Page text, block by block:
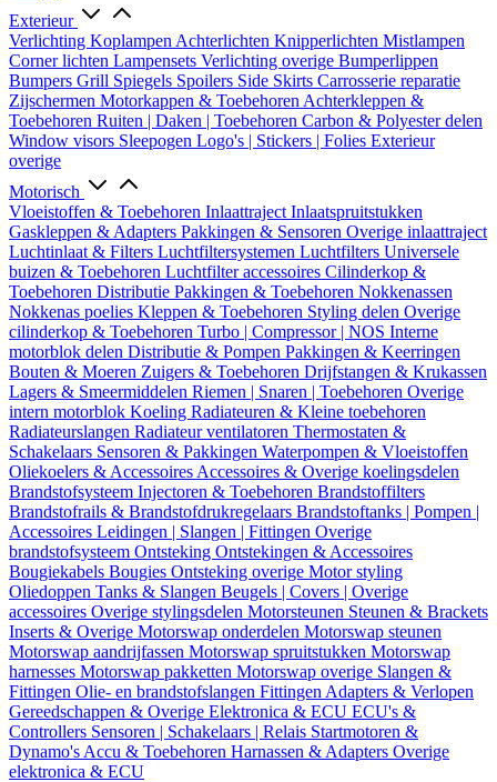
Exterieur
Verlichting Koplampen Achterlichten Knipperlichten Mistlampen
Corner lichten Lampensets Verlichting overige Bumperlippen
Bumpers Grill Spiegels Spoilers Side Skirts Carrosserie reparatie
Zijschermen Motorkappen & Toebehoren Achterkleppen &
Toebehoren Ruiten | Daken | Toebehoren Carbon & Polyester delen
Window visors Sleepogen Logo's | Stickers | Folies Exterieur
overige
Motorisch
Vloeistoffen & Toebehoren Inlaattraject Inlaatspruitstukken
Gaskleppen & Adapters Pakkingen & Sensoren Overige inlaattraject
Luchtinlaat & Filters Luchtfiltersystemen Luchtfilters Universele
buizen & Toebehoren Luchtfilter accessoires Cilinderkop &
Toebehoren Distributie Pakkingen & Toebehoren Nokkenassen
Nokkenas poelies Kleppen & Toebehoren Styling delen Overige
cilinderkop & Toebehoren Turbo | Compressor | NOS Interne
motorblok delen Distributie & Pompen Pakkingen & Keerringen
Bouten & Moeren Zuigers & Toebehoren Drijfstangen & Krukassen
Lagers & Smeermiddelen Riemen | Snaren | Toebehoren Overige
intern motorblok Koeling Radiateuren & Kleine toebehoren
Radiateurslangen Radiateur ventilatoren Thermostaten &
Schakelaars Sensoren & Pakkingen Waterpompen & Vloeistoffen
Oliekoelers & Accessoires Accessoires & Overige koelingsdelen
Brandstofsysteem Injectoren & Toebehoren Brandstoffilters
Brandstofrails & Brandstofdrukregelaars Brandstoftanks | Pompen |
Accessoires Leidingen | Slangen | Fittingen Overige
brandstofsysteem Ontsteking Ontstekingen & Accessoires
Bougiekabels Bougies Ontsteking overige Motor styling
Oliedoppen Tanks & Slangen Beugels | Covers | Overige
accessoires Overige stylingsdelen Motorsteunen Steunen & Brackets
Inserts & Overige Motorswap onderdelen Motorswap steunen
Motorswap aandrijfassen Motorswap spruitstukken Motorswap
harnesses Motorswap pakketten Motorswap overige Slangen &
Fittingen Olie- en brandstofslangen Fittingen Adapters & Verlopen
Gereedschappen & Overige Elektronica & ECU ECU's &
Controllers Sensoren | Schakelaars | Relais Startmotoren &
Dynamo's Accu & Toebehoren Harnassen & Adapters Overige
elektronica & ECU